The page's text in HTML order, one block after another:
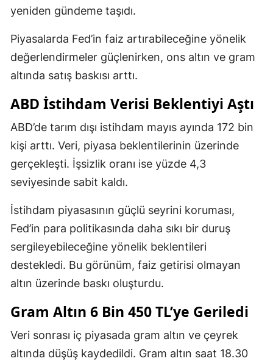
yeniden gündeme taşıdı.
Piyasalarda Fed’in faiz artırabileceğine yönelik
değerlendirmeler güçlenirken, ons altın ve gram
altında satış baskısı arttı.
ABD İstihdam Verisi Beklentiyi Aştı
ABD’de tarım dışı istihdam mayıs ayında 172 bin
kişi arttı. Veri, piyasa beklentilerinin üzerinde
gerçekleşti. İşsizlik oranı ise yüzde 4,3
seviyesinde sabit kaldı.
İstihdam piyasasının güçlü seyrini koruması,
Fed’in para politikasında daha sıkı bir duruş
sergileyebileceğine yönelik beklentileri
destekledi. Bu görünüm, faiz getirisi olmayan
altın üzerinde baskı oluşturdu.
Gram Altın 6 Bin 450 TL’ye Geriledi
Veri sonrası iç piyasada gram altın ve çeyrek
altında düşüş kaydedildi. Gram altın saat 18.30